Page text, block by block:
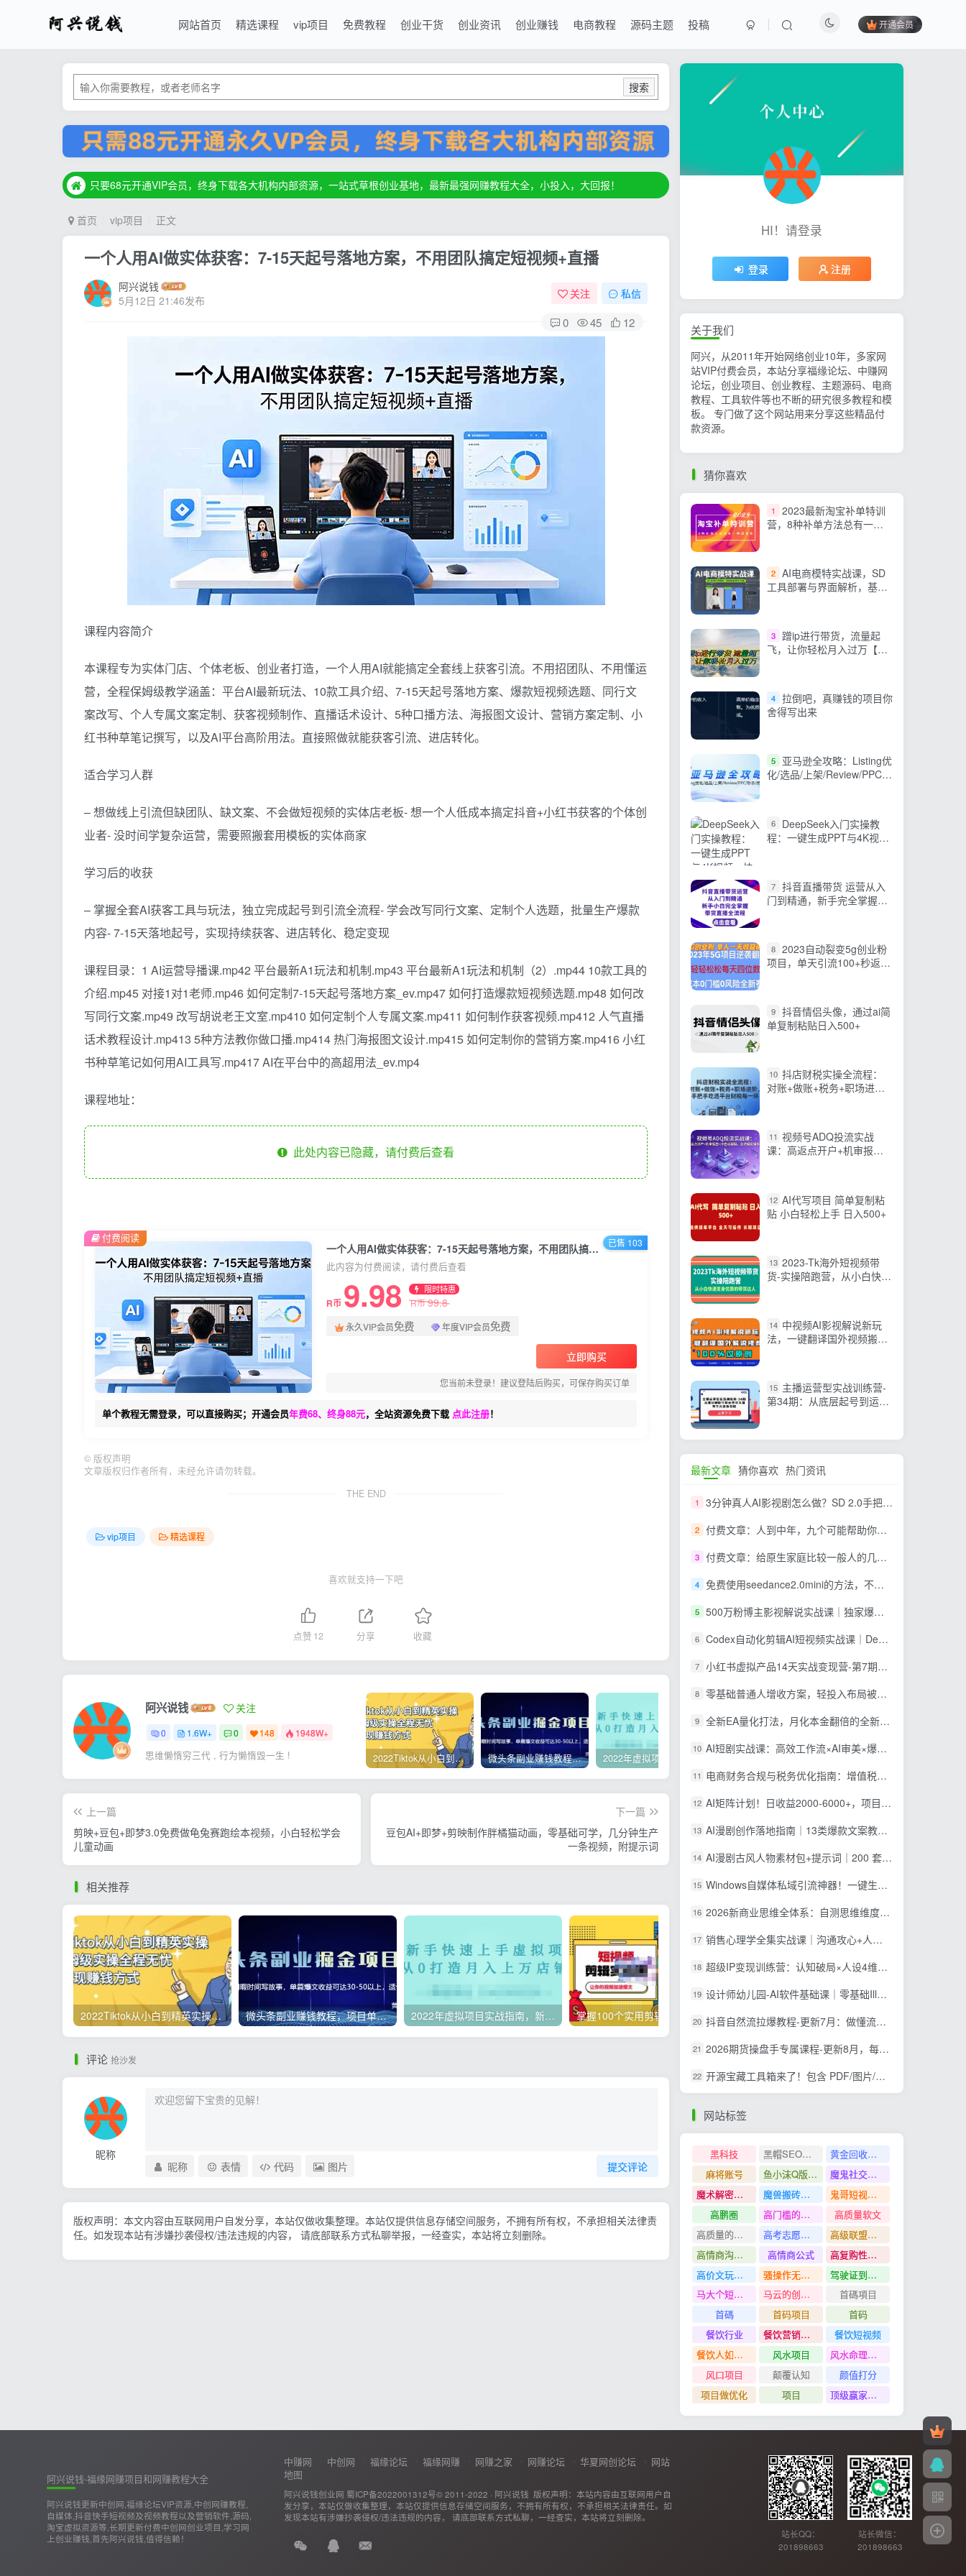
网站首页 精选课程 vip项目 免费教程 创业干货 创业资讯 创业赚钱 电商教程 源码主题 投稿 开通会员
搜索
只要68元开通VIP会员，终身下载各大机构内部资源，一站式草根创业基地，最新最强网赚教程大全，小投入，大回报！
只要68元开通VIP会员，终身下载各大机构内部资源，一站式草根创业基地，最新最强网赚教程大全，小投入，大回报！
只要68元开通VIP会员，终身下载各大机构内部资源，一站式草根创业基地，最新最强网赚教程大全，小投入，大回报！
首页 vip项目 正文
一个人用AI做实体获客：7-15天起号落地方案，不用团队搞定短视频+直播
阿兴说钱
5月12日 21:46发布
关注 私信
0 45 12
课程内容简介
本课程专为实体门店、个体老板、创业者打造，一个人用AI就能搞定全套线上获客引流。不用招团队、不用懂运
营，全程保姆级教学涵盖：平台AI最新玩法、10款工具介绍、7-15天起号落地方案、爆款短视频选题、同行文
案改写、个人专属文案定制、获客视频制作、直播话术设计、5种口播方法、海报图文设计、营销方案定制、小
红书种草笔记撰写，以及AI平台高阶用法。直接照做就能获客引流、进店转化。
适合学习人群
– 想做线上引流但缺团队、缺文案、不会做短视频的实体店老板- 想一个人低成本搞定抖音+小红书获客的个体创
业者- 没时间学复杂运营，需要照搬套用模板的实体商家
学习后的收获
– 掌握全套AI获客工具与玩法，独立完成起号到引流全流程- 学会改写同行文案、定制个人选题，批量生产爆款
内容- 7-15天落地起号，实现持续获客、进店转化、稳定变现
课程目录：1 AI运营导播课.mp42 平台最新A1玩法和机制.mp43 平台最新A1玩法和机制（2）.mp44 10款工具的
介绍.mp45 对接1对1老师.mp46 如何定制7-15天起号落地方案_ev.mp47 如何打造爆款短视频选题.mp48 如何改
写同行文案.mp49 改写胡说老王文室.mp410 如何定制个人专属文案.mp411 如何制作获客视频.mp412 人气直播
话术教程设计.mp413 5种方法教你做口播.mp414 热门海报图文设计.mp415 如何定制你的营销方案.mp416 小红
书种草笔记如何用AI工具写.mp417 AI在平台中的高超用法_ev.mp4
课程地址：
此处内容已隐藏，请付费后查看
一个人用AI做实体获客：7-15天起号落地方案，不用团队搞定短视频+直播
此内容为付费阅读，请付费后查看
R币 9.98 限时特惠
R币99.8
永久VIP会员免费 年度VIP会员免费
立即购买
您当前未登录！建议登陆后购买，可保存购买订单
单个教程无需登录，可以直接购买；开通会员年费68、终身88元，全站资源免费下载 点此注册！
付费阅读 已售 103
© 版权声明
文章版权归作者所有，未经允许请勿转载。
THE END
vip项目 精选课程
喜欢就支持一下吧
点赞 12 分享 收藏
阿兴说钱 关注
0 1.6W+ 0 148 1948W+
思维懒惰穷三代 , 行为懒惰毁一生 ! 2022Tiktok从小白到精英实操，0-1保姆级实操全程无忧，多种变现赚钱方式 微头条副业赚钱教程，项目单号单天做到50-100+收益
上一篇
剪映+豆包+即梦3.0免费做龟兔赛跑绘本视频，小白轻松学会
儿童动画
下一篇
豆包AI+即梦+剪映制作胖橘猫动画，零基础可学，几分钟生产
一条视频，附提示词
相关推荐
2022Tiktok从小白到精英实操，0-1保姆级实操全程无忧，多种变现赚钱方式 微头条副业赚钱教程，项目单号单天做到50-100+收益 2022年虚拟项目实战指南，新手从0打造月入上万店铺【视频课程】 掌握100个实用剪辑方法，让你的视频加速上热门 忠余网创《百战奇略》第二法：零基础带你识破赚钱项目共生
评论 抢沙发
昵称
提交评论
昵称 表情 代码 图片
版权声明：本文内容由互联网用户自发分享，本站仅做收集整理。本站仅提供信息存储空间服务，不拥有所有权，不承担相关法律责
任。如发现本站有涉嫌抄袭侵权/违法违规的内容， 请底部联系方式私聊举报，一经查实，本站将立刻删除。
HI！请登录
登录 注册
关于我们
阿兴，从2011年开始网络创业10年，多家网
站VIP付费会员，本站分享福缘论坛、中赚网
论坛，创业项目、创业教程、主题源码、电商
教程、工具软件等也不断的研究很多教程和模
板。 专门做了这个网站用来分享这些精品付
款资源。
猜你喜欢
1
2023最新淘宝补单特训
营，8种补单方法总有一种
2 AI电商模特实战课，SD
工具部署与界面解析，基础
3
蹭ip进行带货，流量起
飞，让你轻松月入过万【脚
4 拉倒吧，真赚钱的项目你
舍得写出来
5
亚马逊全攻略：Listing优
化/选品/上架/Review/PPC/
6
DeepSeek入门实操教
程：一键生成PPT与4K视
7 抖音直播带货 运营从入
门到精通，新手完全掌握带
8 2023自动裂变5g创业粉
项目，单天引流100+秒返号
9 抖音情侣头像，通过ai简
单复制粘贴日入500+
10 抖店财税实操全流程：
对账+做账+税务+职场进
11 视频号ADQ投流实战
课：高返点开户+机审报白
12 AI代写项目 简单复制粘
贴 小白轻松上手 日入500+
13 2023-Tk海外短视频带
货-实操陪跑营，从小白快速
14 中视频AI影视解说新玩
法，一键翻译国外视频搬
15 主播运营型实战训练营-
第34期：从底层起号到运营
最新文章 猜你喜欢 热门资讯
1 3分钟真人AI影视剧怎么做？SD 2.0手把手完整制作流程｜Higgsfield 14天SD 2.0/2.5无限生成
2 付费文章：人到中年，九个可能帮助你延长寿命的习惯
3 付费文章：给原生家庭比较一般人的几点建议，打破阶层局限，实现个人与家族代际向上跃升
4 免费使用seedance2.0mini的方法，不能真人，可以无限10秒视频，9图+3音频参考
5 500万粉博主影视解说实战课｜独家爆款私藏思路，AI文案剪映PR剪辑发布全流程教学
6 Codex自动化剪辑AI短视频实战课｜DeepSeek V4 Pro多API联动，图文成片封装Skill全流程
7 小红书虚拟产品14天实战变现营-第7期：需求挖掘×AI+Skill原创×产品矩阵×内容笔记×一人公司进阶×全链路
8 零基础普通人增收方案，轻投入布局被动收入，多多虚拟月收益 1-3 万
9 全新EA量化打法，月化本金翻倍的全新策略，安全稳定持续输出
10 AI短剧实战课：高效工作流×AI审美×爆款拆解×文案角色场景分镜×LibTV进阶×站位控制×从脚本到成片交付全流程
11 电商财务合规与税务优化指南：增值税+企税+个税全覆盖，财务制度搭建落地纳税筹划方案
12 AI矩阵计划！日收益2000-6000+，项目绿色长久，安全稳健，合规靠谱，可批量放大。
13 AI漫剧创作落地指南｜13类爆款文案教学，Sora、即梦、GPT-Image全套出片工具实操教学
14 AI漫剧古风人物素材包+提示词｜200 套古代言情三视图，配套专属提示词短剧主角配角直接套用
15 Windows自媒体私域引流神器！一键生成隐藏微信号图片，支持多种模板样式，完全免费 隐图工坊
16 2026新商业思维全体系：自测思维维度×金钱本质×财富轮到你×四大布局×赚100万1000万选人×股权坑×赛道
17 销售心理学全集实战课｜沟通攻心+人性解读+消费心理+说服成交+门店陈列，拓客裂变年终收现全套实体落地教学
18 超级IP变现训练营：认知破局×人设4维打造×爆款内容三要素×拍摄剪辑×投流放大×全域变现×矩阵复制
19 设计师幼儿园-AI软件基础课｜零基础Illustrator全套实操，矢量绘图IP3D渲染配套助教素材包
20 抖音自然流拉爆教程-更新7月：做懂流量的主播，新规适配+持续更新，话术+投放+起号一站式实战教学
21 2026期货操盘手专属课程-更新8月，每日实时行情复盘，适配短线玩家打造成熟交易模式
22 开源宝藏工具箱来了！包含 PDF/图片/音视频/AI/文本 等 20+ 工具，完全离线免费使用 toolknit-desktop
网站标签
黑科技 黑帽SEO案例分析
黄金回收奢侈品
麻将账号
鱼小沫Q版人物团练课
魔鬼社交实战课全套课程
魔术解密教程
魔兽搬砖搞钱
鬼哥短视频底层逻辑
高鹏圈
高门槛的生意
高质量软文
高质量的问答和知识分享
高考志愿填报
高级联盟营销教程
高情商沟通管理课
高情商公式
高复购性行业
高价文玩众筹分红项目
骚操作无脑裂变
驾驶证到期换证
马大个短视频投放课
马云的创业故事
首碼項目
首碼
首码项目
首码
餐饮行业
餐饮营销管理特训班
餐饮短视频
餐饮人如何用团购给门店拓客
风水项目
风水命理项目
风口项目
颠覆认知
颜值打分
项目做优化
项目 顶级赢家思维
阿兴说钱-福缘网赚项目和网赚教程大全
阿兴说钱更新中创网,福缘论坛VIP资源,中创网赚教程,
自媒体,抖音快手短视频及视频教程以及营销软件,源码,
淘宝虚拟资源等,长期更新付费中创网创业项目,学习网
上创业赚钱,首先阿兴说钱,值得信赖！
中赚网 中创网 福缘论坛 福缘网赚 网赚之家 网赚论坛 华夏网创论坛
网站
地图
阿兴说钱创业网 蜀ICP备2022001312号© 2011-2022 · 阿兴说钱 版权声明：本站内容由互联网用户自
发分享，本站仅做收集整理，本站仅提供信息存储空间服务，不拥有所有权，不承担相关法律责任。如
发现本站有涉嫌抄袭侵权/违法违规的内容， 请底部联系方式私聊，一经查实，本站将立刻删除。
站长QQ：
201898663
站长微信：
201898663